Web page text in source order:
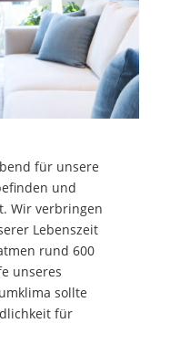
für unsere
und
Wir verbringen
Lebenszeit
rund 600
unseres
sollte
für